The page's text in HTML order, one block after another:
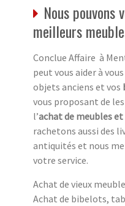
Nous pouvons
meilleurs
Conclue Affaire à
peut vous aider à
objets anciens et vos
vous proposant de
l’achat de meubles
rachetons aussi des
antiquités et nous
votre service.
Achat de vieux
Achat de bibelots,